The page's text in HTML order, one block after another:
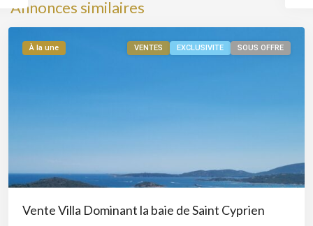
Annonces similaires
Vecchio
À la une VENTES EXCLUSIVITE SOUS OFFRE
Vente Villa Dominant la baie de Saint Cyprien